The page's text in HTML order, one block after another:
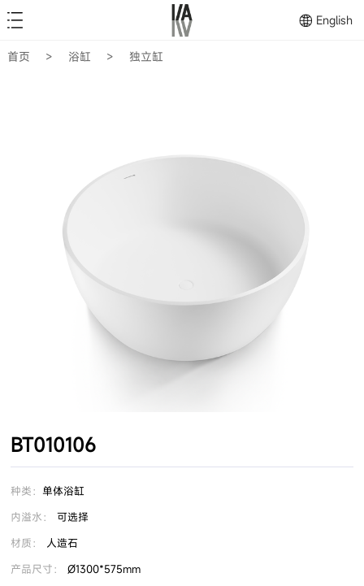
English
首页 > 浴缸 > 独立缸
BT010106
种类：单体浴缸
内溢水：
可选择
材质：
人造石
产品尺寸：
Ø1300*575mm